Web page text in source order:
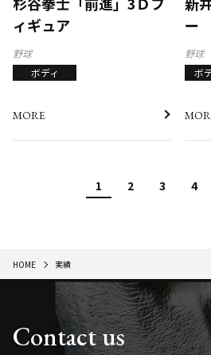
ィギュア
野球
ボディ
MORE
ー
野球
ボ
1 2 3 4
HOME 実績
Contact us